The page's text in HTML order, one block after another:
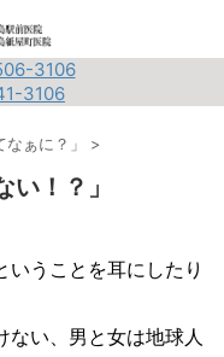
3106
3106
ぁに？」 >
い！？」
いうことを耳にしたり
ない、男と女は地球人